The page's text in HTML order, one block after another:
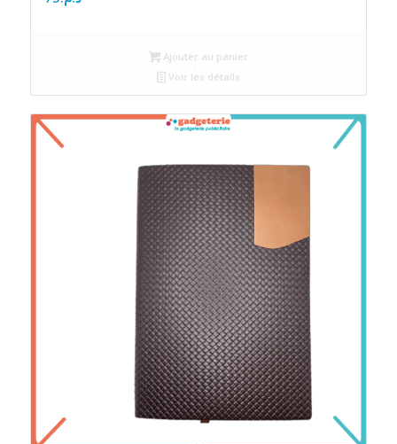
Ajouter au panier
Voir les détails